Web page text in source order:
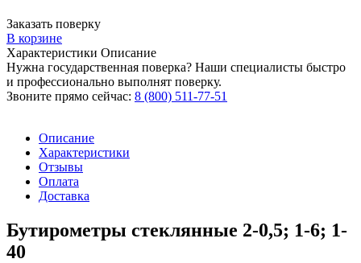
Заказать поверку
В корзине
Характеристики Описание
Нужна государственная поверка? Наши специалисты быстро
и профессионально выполнят поверку.
Звоните прямо сейчас: 8 (800) 511-77-51
Описание
Характеристики
Отзывы
Оплата
Доставка
Бутирометры стеклянные 2-0,5; 1-6; 1-
40